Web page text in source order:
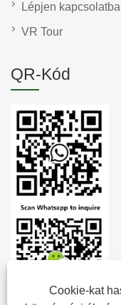
Cookie-kat
Lépjen
VR Tour
QR-Kód